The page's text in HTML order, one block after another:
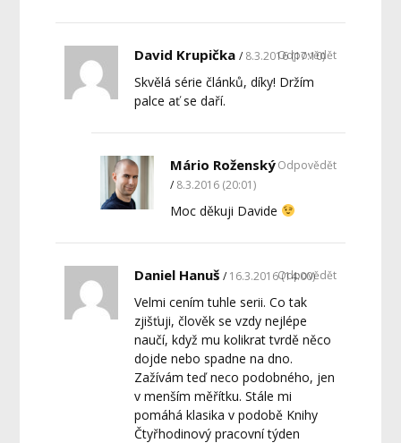
David Krupička 8.3.2016 (17:10)
Skvělá série článků, díky! Držím
palce ať se daří.
Odpovědět
Mário Roženský
8.3.2016 (20:01)
Moc děkuji Davide
Odpovědět
Daniel Hanuš 16.3.2016 (14:00)
Velmi cením tuhle serii. Co tak
zjišťuji, člověk se vzdy nejlépe
naučí, když mu kolikrat tvrdě něco
dojde nebo spadne na dno.
Zažívám teď neco podobného, jen
v menším měřítku. Stále mi
pomáhá klasika v podobě Knihy
Čtyřhodinový pracovní týden
Odpovědět